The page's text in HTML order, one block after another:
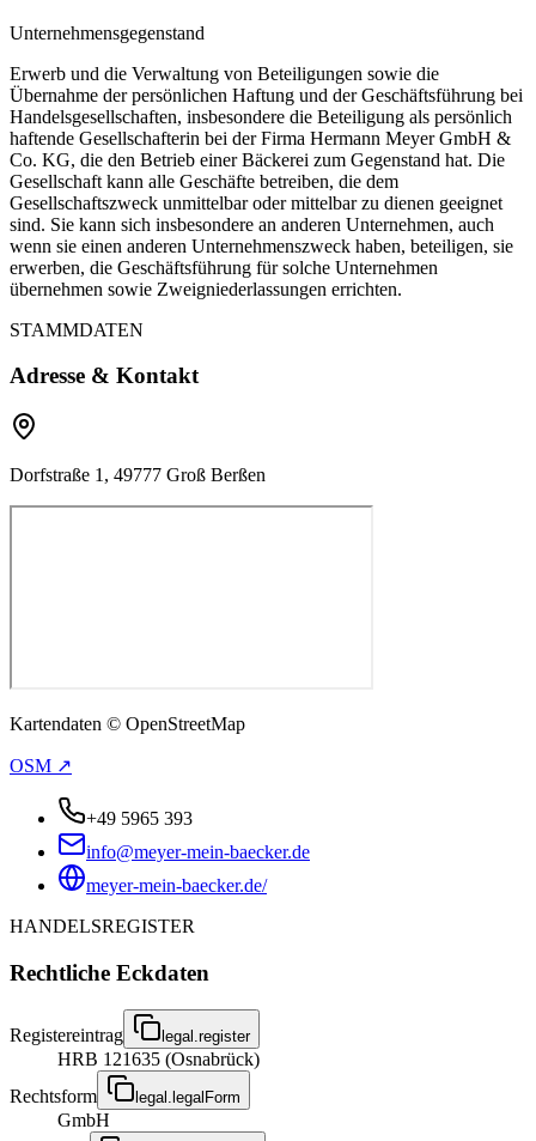
Unternehmensgegenstand
Erwerb und die Verwaltung von Beteiligungen sowie die
Übernahme der persönlichen Haftung und der Geschäftsführung bei
Handelsgesellschaften, insbesondere die Beteiligung als persönlich
haftende Gesellschafterin bei der Firma Hermann Meyer GmbH &
Co. KG, die den Betrieb einer Bäckerei zum Gegenstand hat. Die
Gesellschaft kann alle Geschäfte betreiben, die dem
Gesellschaftszweck unmittelbar oder mittelbar zu dienen geeignet
sind. Sie kann sich insbesondere an anderen Unternehmen, auch
wenn sie einen anderen Unternehmenszweck haben, beteiligen, sie
erwerben, die Geschäftsführung für solche Unternehmen
übernehmen sowie Zweigniederlassungen errichten.
STAMMDATEN
Adresse & Kontakt
Dorfstraße 1, 49777 Groß Berßen
Kartendaten © OpenStreetMap
OSM ↗
+49 5965 393
info@meyer-mein-baecker.de
meyer-mein-baecker.de/
HANDELSREGISTER
Rechtliche Eckdaten
Registereintrag legal.register
HRB 121635 (Osnabrück)
Rechtsform
legal.legalForm
GmbH